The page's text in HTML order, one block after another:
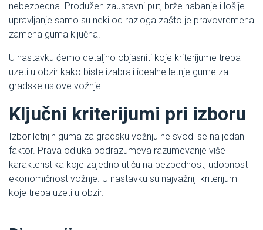
nebezbedna. Produžen zaustavni put, brže habanje i lošije
upravljanje samo su neki od razloga zašto je pravovremena
zamena guma ključna.
U nastavku ćemo detaljno objasniti koje kriterijume treba
uzeti u obzir kako biste izabrali idealne letnje gume za
gradske uslove vožnje.
Ključni kriterijumi pri izboru
Izbor letnjih guma za gradsku vožnju ne svodi se na jedan
faktor. Prava odluka podrazumeva razumevanje više
karakteristika koje zajedno utiču na bezbednost, udobnost i
ekonomičnost vožnje. U nastavku su najvažniji kriterijumi
koje treba uzeti u obzir.